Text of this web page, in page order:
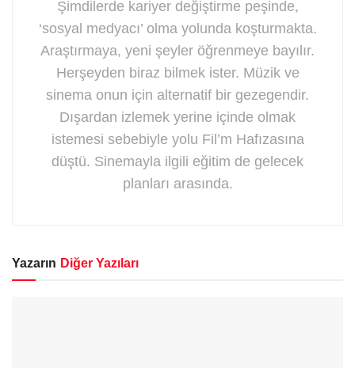
Şimdilerde kariyer değiştirme peşinde,
‘sosyal medyacı’ olma yolunda koşturmakta.
Araştırmaya, yeni şeyler öğrenmeye bayılır.
Herşeyden biraz bilmek ister. Müzik ve
sinema onun için alternatif bir gezegendir.
Dışardan izlemek yerine içinde olmak
istemesi sebebiyle yolu Fil’m Hafızasına
düştü. Sinemayla ilgili eğitim de gelecek
planları arasında.
Yazarın Diğer Yazıları